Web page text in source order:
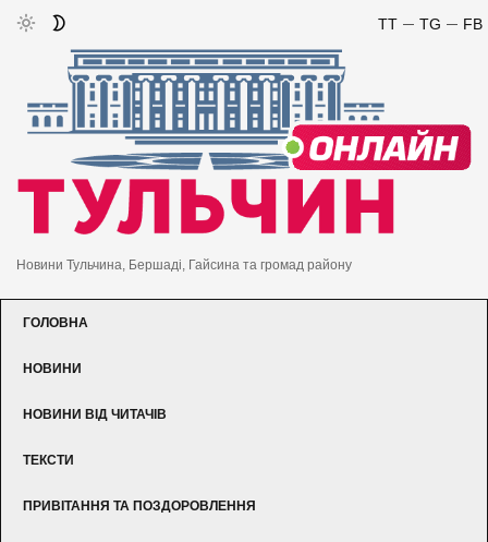
FB
TG
TT
Новини Тульчина, Бершаді, Гайсина та громад району
ГОЛОВНА
НОВИНИ
НОВИНИ ВІД ЧИТАЧІВ
ТЕКСТИ
ПРИВІТАННЯ ТА ПОЗДОРОВЛЕННЯ